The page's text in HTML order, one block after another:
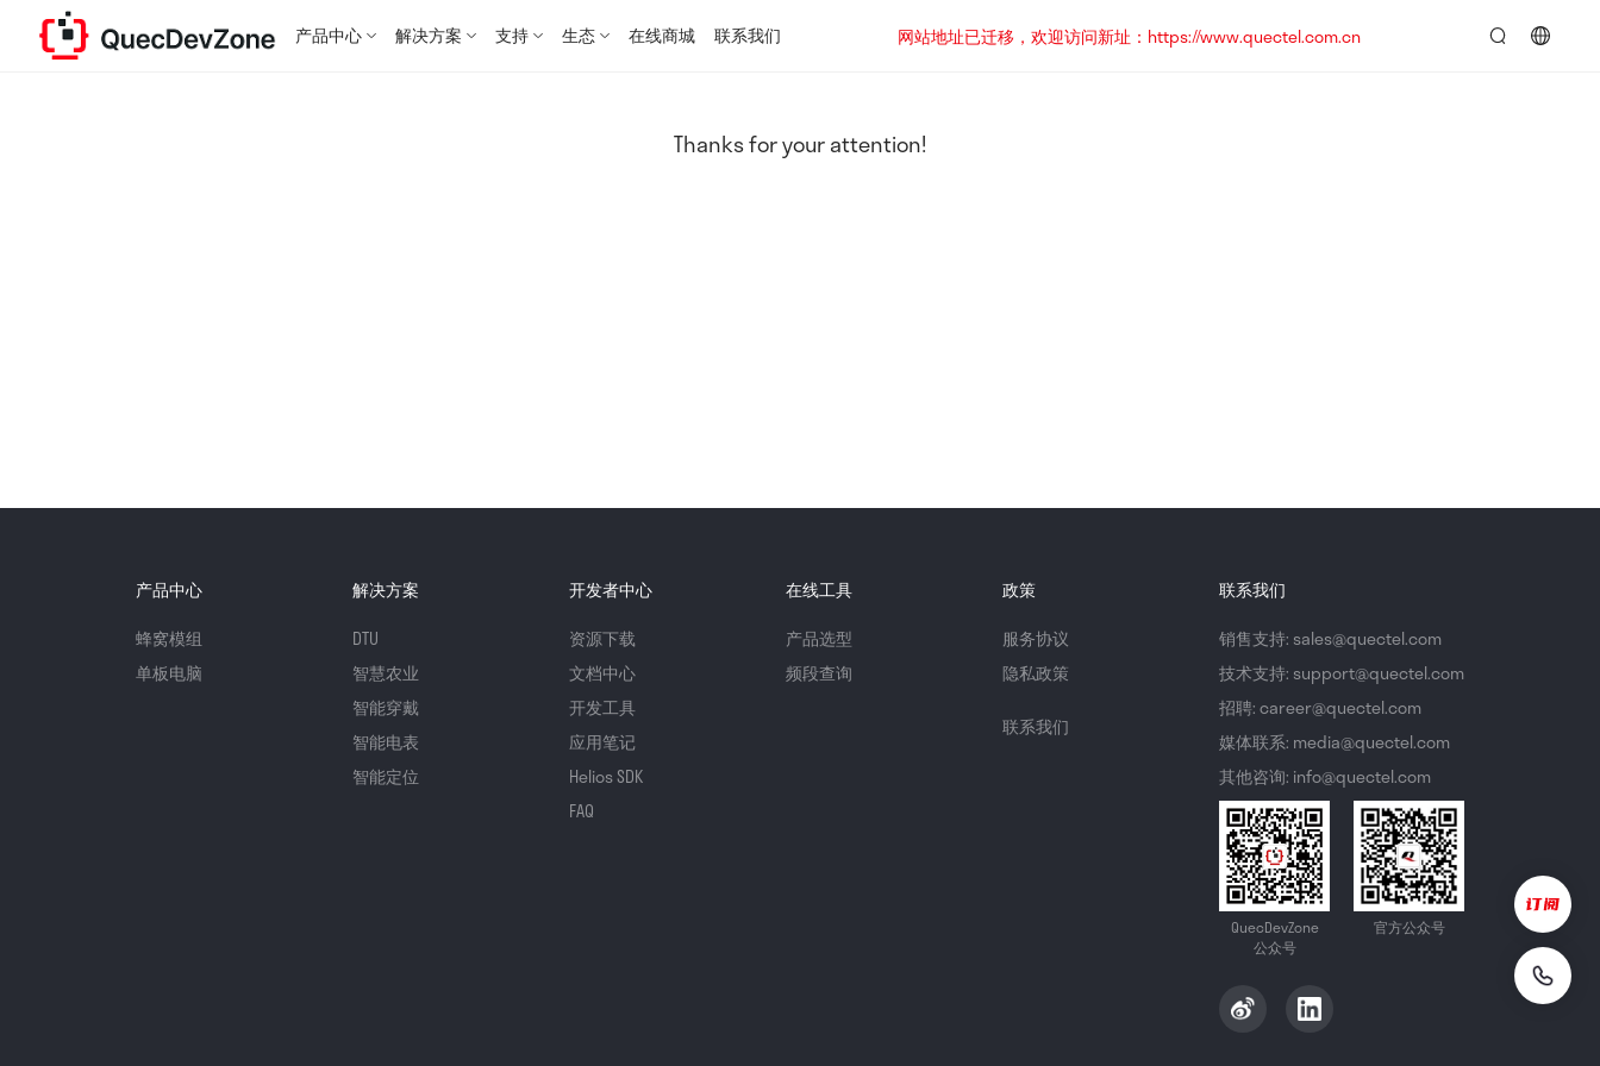
产品中心 解决方案 支持 生态 在线商城 联系我们
网站地址已迁移，欢迎访问新址：https://www.quectel.com.cn
Thanks for your attention!
产品中心
蜂窝模组
单板电脑
解决方案
DTU
智慧农业
智能穿戴
智能电表
智能定位
开发者中心
资源下载
文档中心
开发工具
应用笔记
Helios SDK
FAQ
在线工具
产品选型
频段查询
政策
服务协议
隐私政策
联系我们
联系我们
销售支持: sales@quectel.com
技术支持: support@quectel.com
招聘: career@quectel.com
媒体联系: media@quectel.com
其他咨询: info@quectel.com
QuecDevZone
公众号
官方公众号